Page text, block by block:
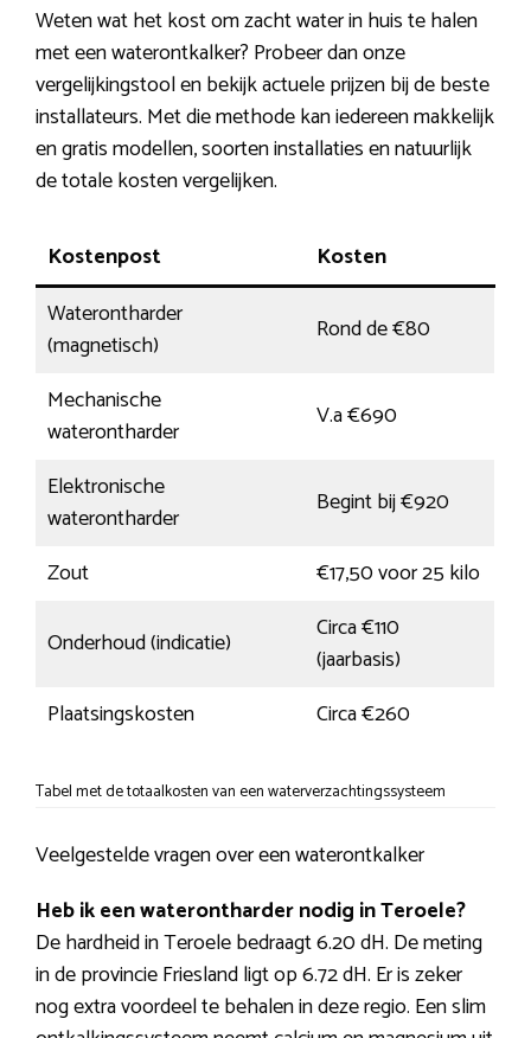
Weten wat het kost om zacht water in huis te halen
met een waterontkalker? Probeer dan onze
vergelijkingstool en bekijk actuele prijzen bij de beste
installateurs. Met die methode kan iedereen makkelijk
en gratis modellen, soorten installaties en natuurlijk
de totale kosten vergelijken.
Kostenpost
Kosten
Waterontharder
(magnetisch)
Rond de €80
Mechanische
waterontharder
V.a €690
Elektronische
waterontharder
Begint bij €920
Zout
€17,50 voor 25 kilo
Onderhoud (indicatie)
Circa €110
(jaarbasis)
Plaatsingskosten
Circa €260
Tabel met de totaalkosten van een waterverzachtingssysteem
Veelgestelde vragen over een waterontkalker
Heb ik een waterontharder nodig in Teroele?
De hardheid in Teroele bedraagt 6.20 dH. De meting
in de provincie Friesland ligt op 6.72 dH. Er is zeker
nog extra voordeel te behalen in deze regio. Een slim